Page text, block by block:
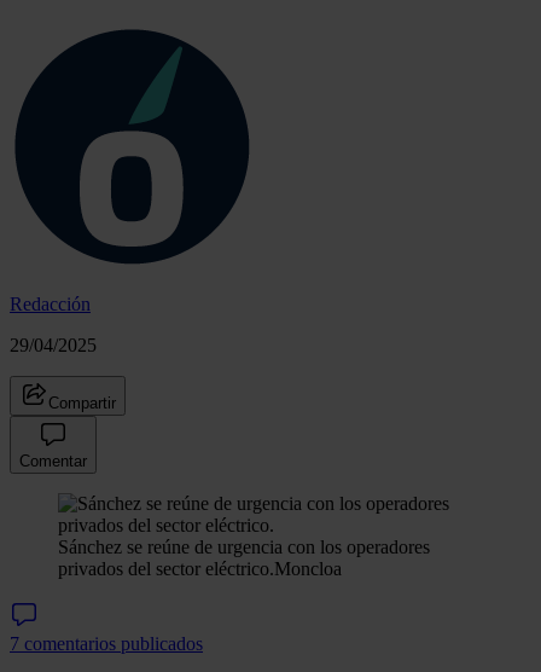
Redacción
29/04/2025
Compartir
Comentar
Sánchez se reúne de urgencia con los operadores
privados del sector eléctrico.Moncloa
7 comentarios publicados